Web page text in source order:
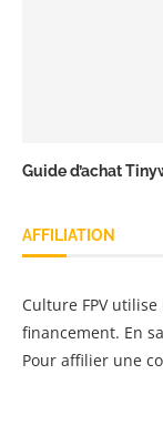
Guide d’achat
AFFILIATION
Culture FPV
financement. En
Pour affilier une